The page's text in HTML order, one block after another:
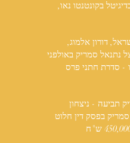
בקונטנטו נאו,
דורון אלמוג,
נתנאל סמריק באולפני
- סדרת חתני פרס
תביעה - ניצחון
בפסק דין חלוט